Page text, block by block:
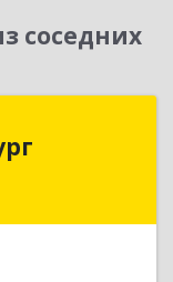
соседних
Оренбург
Березка